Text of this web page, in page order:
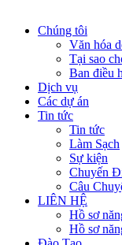
Chúng tôi
Văn hóa
Tại sao
Ban điều
Dịch vụ
Các dự án
Tin tức
Tin tức
Làm Sạch
Sự kiện
Chuyến
Câu
LIÊN HỆ
Hồ sơ
Hồ sơ